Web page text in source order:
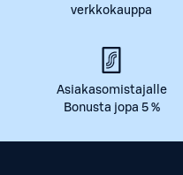
verkkokauppa
Asiakasomistajalle
Bonusta jopa 5 %